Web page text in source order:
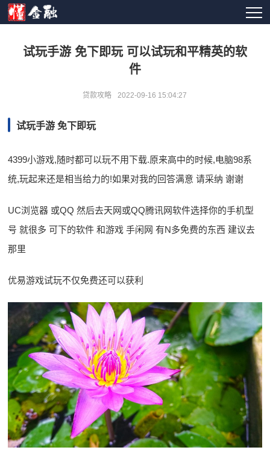
试玩手游 免下即玩 可以试玩和平精英的软
件
贷款攻略 2022-09-16 15:04:27
试玩手游 免下即玩
4399小游戏,随时都可以玩不用下载.原来高中的时候,电脑98系
统,玩起来还是相当给力的!如果对我的回答满意 请采纳 谢谢
UC浏览器 或QQ 然后去天网或QQ腾讯网软件选择你的手机型
号 就很多 可下的软件 和游戏 手闲网 有N多免费的东西 建议去
那里
优易游戏试玩不仅免费还可以获利